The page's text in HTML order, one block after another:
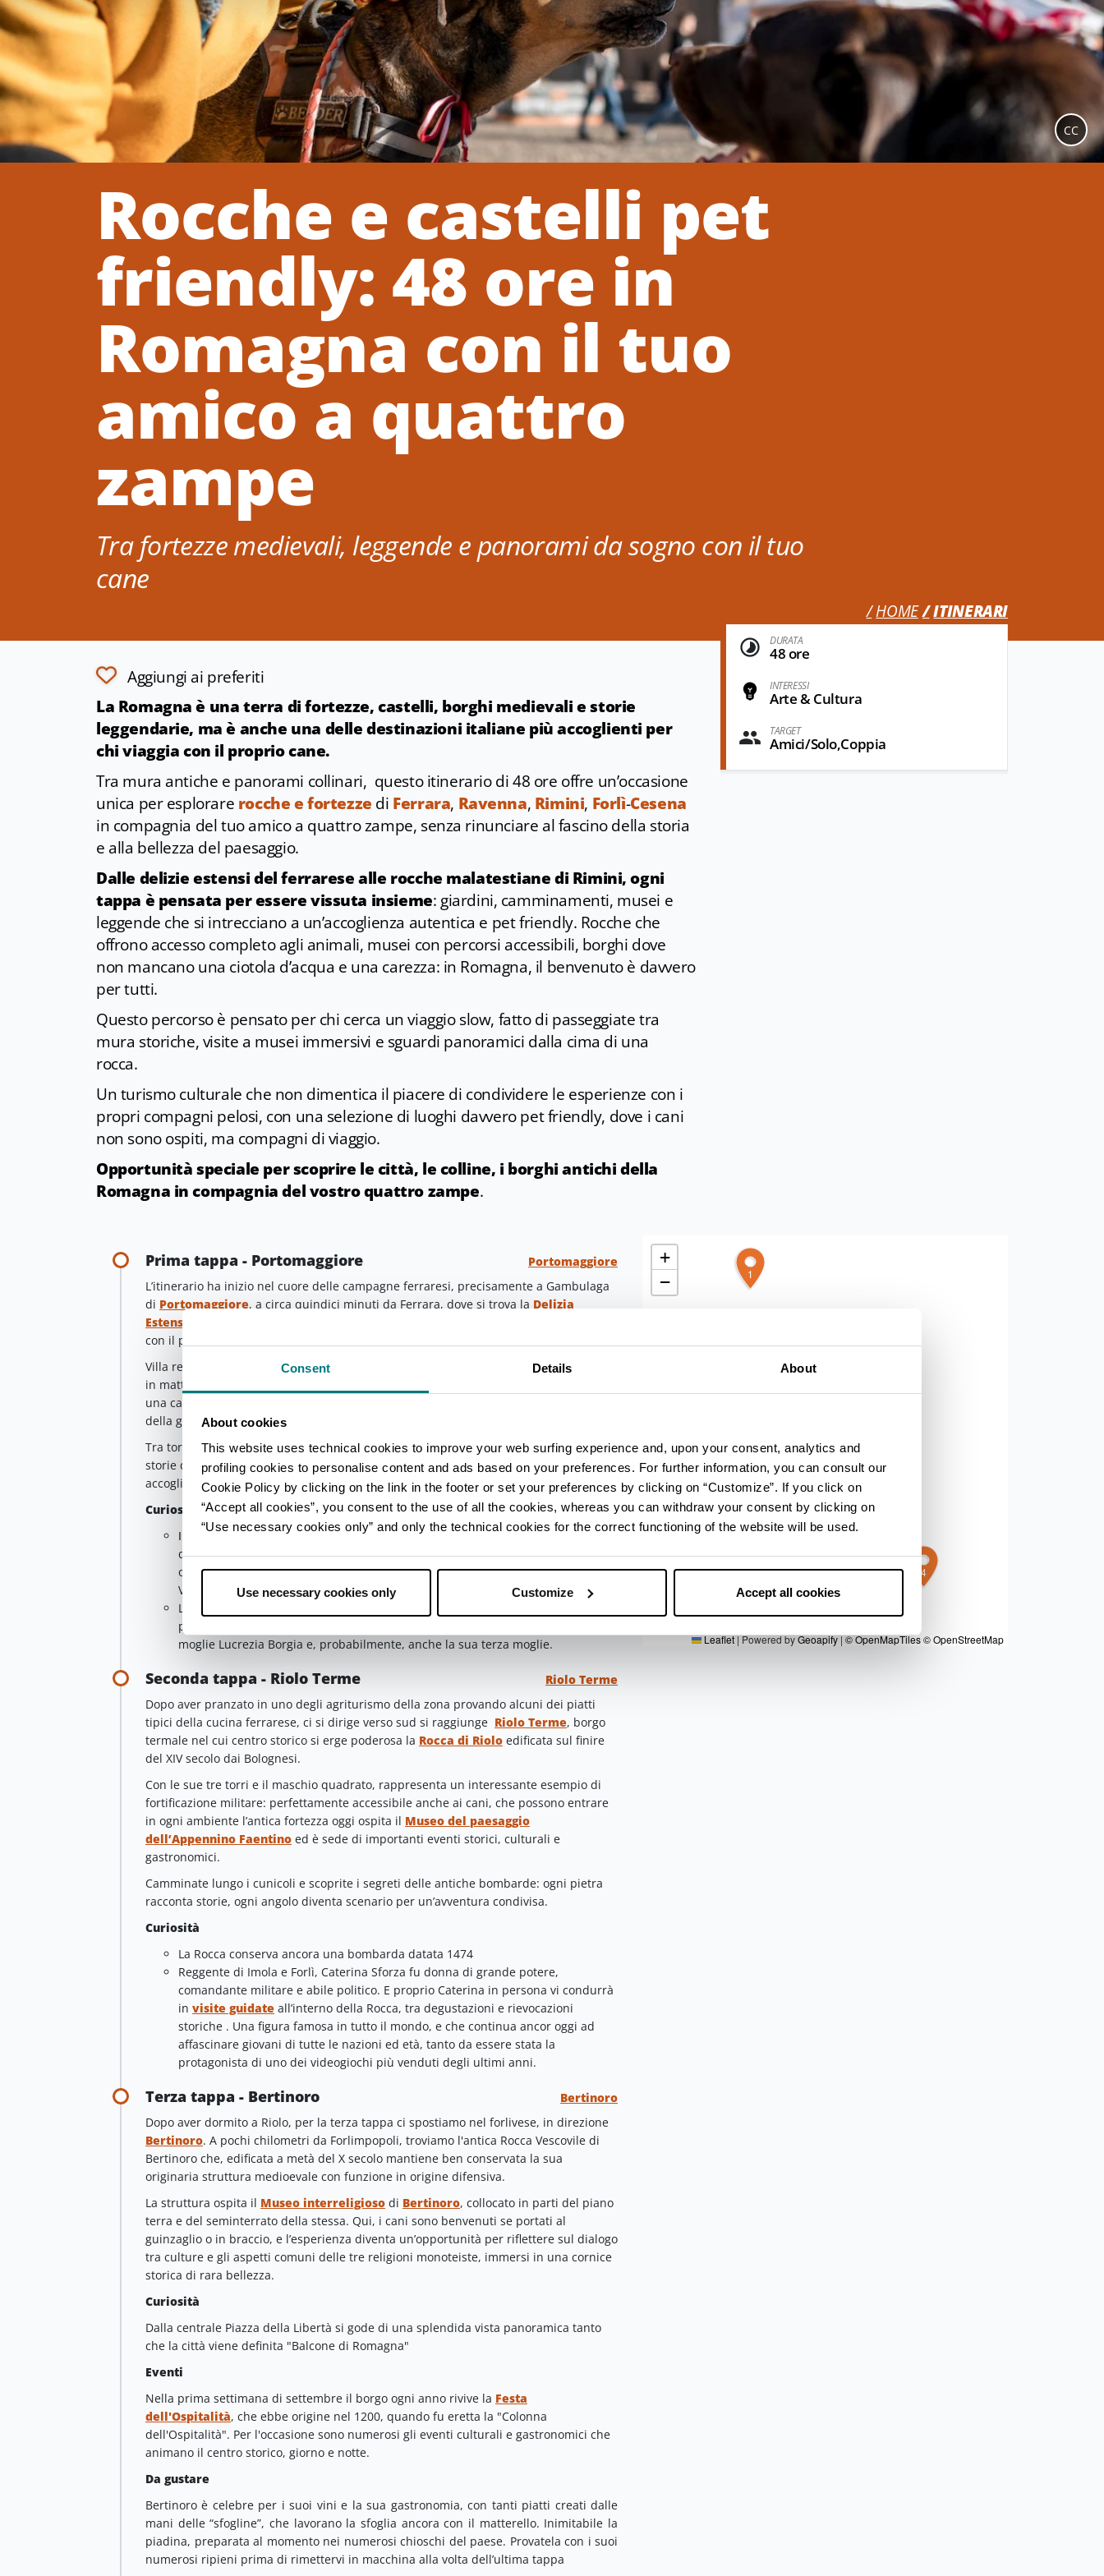
Consent Details About
About cookies
This website uses technical cookies to improve your web surfing experience and, upon your consent, analytics and
profiling cookies to personalise content and ads based on your preferences. For further information, you can consult our
Cookie Policy by clicking on the link in the footer or set your preferences by clicking on “Customize”. If you click on
“Accept all cookies”, you consent to the use of all the cookies, whereas you can withdraw your consent by clicking on
“Use necessary cookies only” and only the technical cookies for the correct functioning of the website will be used.
Use necessary cookies only Customize Accept all cookies
Rocche e castelli pet
friendly: 48 ore in
Romagna con il tuo
amico a quattro
zampe
Tra fortezze medievali, leggende e panorami da sogno con il tuo
cane
HOME ITINERARI
CC
Aggiungi ai preferiti
La Romagna è una terra di fortezze, castelli, borghi medievali e storie
leggendarie, ma è anche una delle destinazioni italiane più accoglienti per
chi viaggia con il proprio cane.
Tra mura antiche e panorami collinari, questo itinerario di 48 ore offre un’occasione
unica per esplorare rocche e fortezze di Ferrara, Ravenna, Rimini, Forlì-Cesena
in compagnia del tuo amico a quattro zampe, senza rinunciare al fascino della storia
e alla bellezza del paesaggio.
Dalle delizie estensi del ferrarese alle rocche malatestiane di Rimini, ogni
tappa è pensata per essere vissuta insieme: giardini, camminamenti, musei e
leggende che si intrecciano a un’accoglienza autentica e pet friendly. Rocche che
offrono accesso completo agli animali, musei con percorsi accessibili, borghi dove
non mancano una ciotola d’acqua e una carezza: in Romagna, il benvenuto è davvero
per tutti.
Questo percorso è pensato per chi cerca un viaggio slow, fatto di passeggiate tra
mura storiche, visite a musei immersivi e sguardi panoramici dalla cima di una
rocca.
Un turismo culturale che non dimentica il piacere di condividere le esperienze con i
propri compagni pelosi, con una selezione di luoghi davvero pet friendly, dove i cani
non sono ospiti, ma compagni di viaggio.
Opportunità speciale per scoprire le città, le colline, i borghi antichi della
Romagna in compagnia del vostro quattro zampe.
DURATA
48 ore
INTERESSI
Arte & Cultura
TARGET
Amici/Solo,Coppia
Prima tappa - Portomaggiore
Portomaggiore
L’itinerario ha inizio nel cuore delle campagne ferraresi, precisamente a Gambulaga
di Portomaggiore, a circa quindici minuti da Ferrara, dove si trova la Delizia
Estense del Verginese
con il proprio cane al guinzaglio.
Villa rettangolare a due piani delimitata ai vertici da quattro torri merlate è costruita
in mattoni intonacati di bianco ed è collegata tramite un portico settecentesco ad
una cappella privata. Il grande salone centrale è il cuore della dimora, testimonianza
della grandezza dei signori d'Este di Ferrara.
Tra torri merlate, giardini rinascimentali e sentieri del brolo, questo luogo racconta
storie di nobili e amori segreti, immersi nella tranquillità di un paesaggio curato e
accogliente.
Curiosi
Il termine Delizia indica una residenza di svago dei Duchi d’Este.Un tempo
queste monumentali residenze affermavano il dominio estense sul territorio ed
oggi rimangono6 quelle ancora visitabili, tra le quali appunto quella del
Verginese.
La Delizia fu regalata da Alfonso I d'Este a Laura Dianti, nota anche con lo
pseudonimo di Eustochia, amante dello stesso Alfonso dopo la morte della
moglie Lucrezia Borgia e, probabilmente, anche la sua terza moglie.
Seconda tappa - Riolo Terme
Riolo Terme
Dopo aver pranzato in uno degli agriturismo della zona provando alcuni dei piatti
tipici della cucina ferrarese, ci si dirige verso sud si raggiunge Riolo Terme, borgo
termale nel cui centro storico si erge poderosa la Rocca di Riolo edificata sul finire
del XIV secolo dai Bolognesi.
Con le sue tre torri e il maschio quadrato, rappresenta un interessante esempio di
fortificazione militare: perfettamente accessibile anche ai cani, che possono entrare
in ogni ambiente l’antica fortezza oggi ospita il Museo del paesaggio
dell’Appennino Faentino ed è sede di importanti eventi storici, culturali e
gastronomici.
Camminate lungo i cunicoli e scoprite i segreti delle antiche bombarde: ogni pietra
racconta storie, ogni angolo diventa scenario per un’avventura condivisa.
Curiosità
La Rocca conserva ancora una bombarda datata 1474
Reggente di Imola e Forlì, Caterina Sforza fu donna di grande potere,
comandante militare e abile politico. E proprio Caterina in persona vi condurrà
in visite guidate all’interno della Rocca, tra degustazioni e rievocazioni
storiche . Una figura famosa in tutto il mondo, e che continua ancor oggi ad
affascinare giovani di tutte le nazioni ed età, tanto da essere stata la
protagonista di uno dei videogiochi più venduti degli ultimi anni.
Terza tappa - Bertinoro
Bertinoro
Dopo aver dormito a Riolo, per la terza tappa ci spostiamo nel forlivese, in direzione
Bertinoro. A pochi chilometri da Forlimpopoli, troviamo l'antica Rocca Vescovile di
Bertinoro che, edificata a metà del X secolo mantiene ben conservata la sua
originaria struttura medioevale con funzione in origine difensiva.
La struttura ospita il Museo interreligioso di Bertinoro, collocato in parti del piano
terra e del seminterrato della stessa. Qui, i cani sono benvenuti se portati al
guinzaglio o in braccio, e l’esperienza diventa un’opportunità per riflettere sul dialogo
tra culture e gli aspetti comuni delle tre religioni monoteiste, immersi in una cornice
storica di rara bellezza.
Curiosità
Dalla centrale Piazza della Libertà si gode di una splendida vista panoramica tanto
che la città viene definita "Balcone di Romagna"
Eventi
Nella prima settimana di settembre il borgo ogni anno rivive la Festa
dell'Ospitalità, che ebbe origine nel 1200, quando fu eretta la "Colonna
dell'Ospitalità". Per l'occasione sono numerosi gli eventi culturali e gastronomici che
animano il centro storico, giorno e notte.
Da gustare
Bertinoro è celebre per i suoi vini e la sua gastronomia, con tanti piatti creati dalle
mani delle “sfogline”, che lavorano la sfoglia ancora con il matterello. Inimitabile la
piadina, preparata al momento nei numerosi chioschi del paese. Provatela con i suoi
numerosi ripieni prima di rimettervi in macchina alla volta dell’ultima tappa
1
2
3
4
+
−
Leaflet|Powered byGeoapify|© OpenMapTiles© OpenStreetMap